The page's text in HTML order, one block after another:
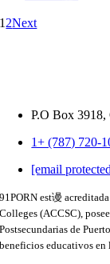
1 2Next
P.O Box 3918,
1+ (787) 720-
[email
91PORN est谩
Colleges (ACCSC),
Postsecundarias de
beneficios educativos